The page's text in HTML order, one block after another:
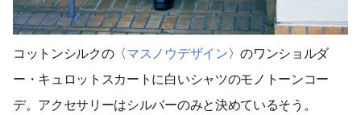
コットンシルクの〈マスノウデザイン〉のワンショルダ
ー・キュロットスカートに白いシャツのモノトーンコー
デ。アクセサリーはシルバーのみと決めているそう。